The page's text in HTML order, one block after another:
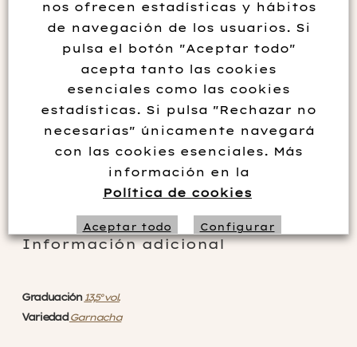
para todos los paladares. Tiene crianza en barrica durante
tres meses y el resto madurará en depósito en contacto con
sus propias lías.
El viñedo está situado en las zonas de Tudelilla y La Rioja
, también llamada La maldita en la Rioja.
Información adicional
Graduación13,5° vol.
Variedad Garnacha
nos ofrecen estadísticas y hábitos
de navegación de los usuarios. Si
pulsa el botón "Aceptar todo"
acepta tanto las cookies
esenciales como las cookies
estadísticas. Si pulsa "Rechazar no
necesarias" únicamente navegará
con las cookies esenciales. Más
información en la
Política de cookies
Aceptar todo Configurar